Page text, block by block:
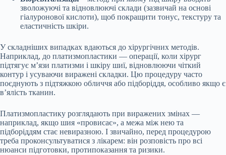
зволожуючі та відновлюючі склади (зазвичай на основі
гіалуронової кислоти), щоб покращити тонус, текстуру та
еластичність шкіри.
У складніших випадках вдаються до хірургічних методів.
Наприклад, до платизмопластики — операції, коли хірург
підтягує м’язи платизми і шкіру шиї, відновлюючи чіткий
контур і усуваючи виражені складки. Цю процедуру часто
поєднують з підтяжкою обличчя або підборіддя, особливо якщо є
в’ялість тканин.
Платизмопластику розглядають при виражених змінах —
наприклад, якщо шия «провисає», а межа між нею та
підборіддям стає невиразною. І звичайно, перед процедурою
треба проконсультуватися з лікарем: він розповість про всі
нюанси підготовки, протипоказання та ризики.